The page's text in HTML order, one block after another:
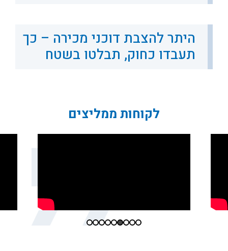
היתר להצבת דוכני מכירה – כך
תעבדו כחוק, תבלטו בשטח
לקוחות ממליצים